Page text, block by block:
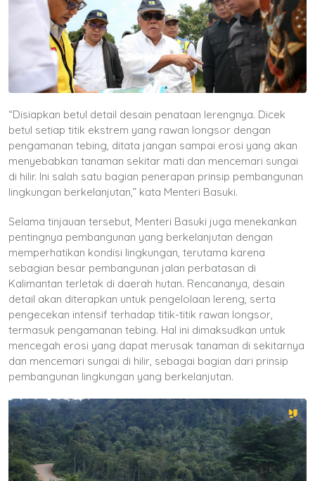
“Disiapkan betul detail desain penataan lerengnya. Dicek
betul setiap titik ekstrem yang rawan longsor dengan
pengamanan tebing, ditata jangan sampai erosi yang akan
menyebabkan tanaman sekitar mati dan mencemari sungai
di hilir. Ini salah satu bagian penerapan prinsip pembangunan
lingkungan berkelanjutan,” kata Menteri Basuki.
Selama tinjauan tersebut, Menteri Basuki juga menekankan
pentingnya pembangunan yang berkelanjutan dengan
memperhatikan kondisi lingkungan, terutama karena
sebagian besar pembangunan jalan perbatasan di
Kalimantan terletak di daerah hutan. Rencananya, desain
detail akan diterapkan untuk pengelolaan lereng, serta
pengecekan intensif terhadap titik-titik rawan longsor,
termasuk pengamanan tebing. Hal ini dimaksudkan untuk
mencegah erosi yang dapat merusak tanaman di sekitarnya
dan mencemari sungai di hilir, sebagai bagian dari prinsip
pembangunan lingkungan yang berkelanjutan.